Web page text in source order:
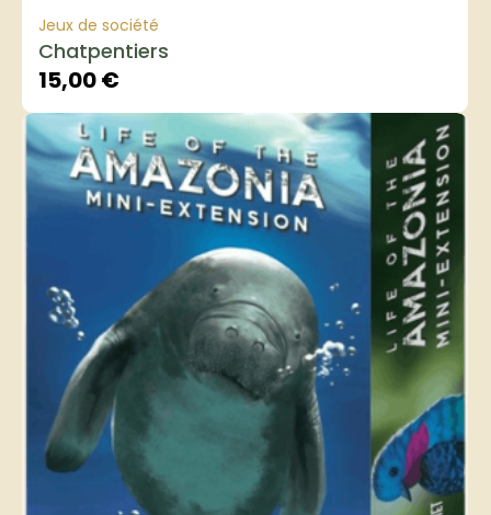
Jeux de société
Chatpentiers
15,00€